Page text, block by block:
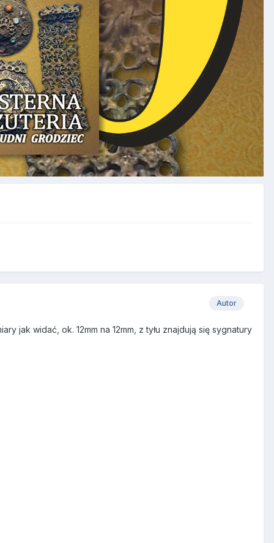
Autor
jak widać, ok. 12mm na 12mm, z tyłu znajdują się sygnatury